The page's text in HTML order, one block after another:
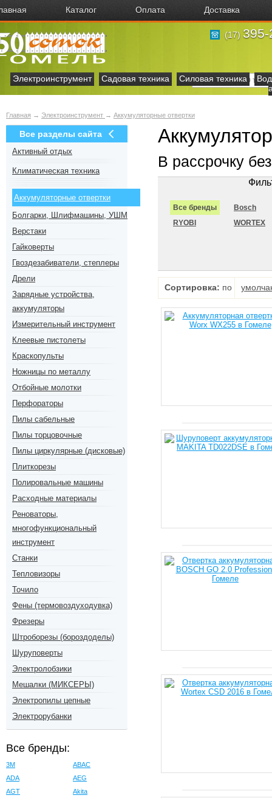
Каталог Оплата Доставка
(17) 395-
Электроинструмент Садовая техника Силовая техника
Главная → Электроинструмент → Аккумуляторные отвертки
Все разделы сайта
Активный отдых
Климатическая техника
Аккумуляторные отвертки
Болгарки, Шлифмашины, УШМ
Верстаки
Гайковерты
Гвоздезабиватели, степлеры
Дрели
Зарядные устройства,
аккумуляторы
Измерительный инструмент
Клеевые пистолеты
Краскопульты
Ножницы по металлу
Отбойные молотки
Перфораторы
Пилы сабельные
Пилы торцовочные
Пилы циркулярные (дисковые)
Плиткорезы
Полировальные машины
Расходные материалы
Реноваторы,
многофункциональный
инструмент
Станки
Тепловизоры
Точило
Фены (термовоздуходувка)
Фрезеры
Штроборезы (бороздоделы)
Шуруповерты
Электролобзики
Мешалки (МИКСЕРЫ)
Электропилы цепные
Электрорубанки
Все бренды:
3M
ABAC
ADA
AEG
AGT
Akita
В рассрочку
Все бренды
Bosch
RYOBI
WORTEX
Сортировка: по